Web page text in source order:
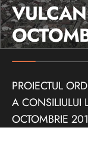
PROIECTUL
A CONSILIULUI
OCTOMBRIE